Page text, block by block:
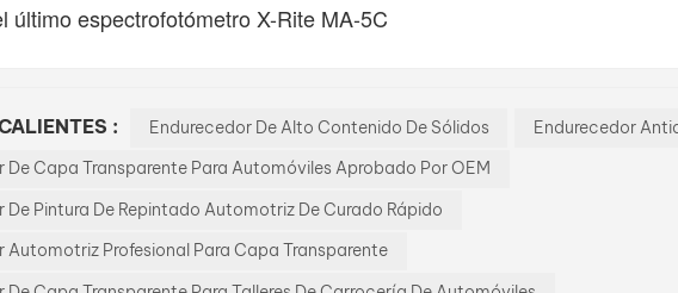
último espectrofotómetro X-Rite MA-5C
: Endurecedor De Alto Contenido De Sólidos
Endurecedor
De Capa Transparente Para Automóviles Aprobado Por OEM
De Pintura De Repintado Automotriz De Curado Rápido
Automotriz Profesional Para Capa Transparente